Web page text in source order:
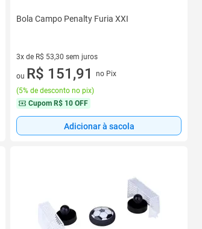
Bola Campo Penalty Furia XXI
3x de R$ 53,30 sem juros
3 vez de R$ 53,30 sem juros
ou R$ 151,91
no Pix
(5% de desconto no pix)
Cupom R$ 10 OFF
Adicionar à sacola